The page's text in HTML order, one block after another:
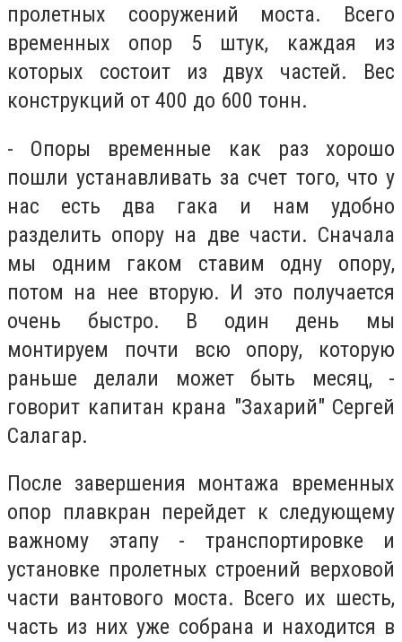
пролетных сооружений моста. Всего
временных опор 5 штук, каждая из
которых состоит из двух частей. Вес
конструкций от 400 до 600 тонн.
- Опоры временные как раз хорошо
пошли устанавливать за счет того, что у
нас есть два гака и нам удобно
разделить опору на две части. Сначала
мы одним гаком ставим одну опору,
потом на нее вторую. И это получается
очень быстро. В один день мы
монтируем почти всю опору, которую
раньше делали может быть месяц, -
говорит капитан крана "Захарий" Сергей
Салагар.
После завершения монтажа временных
опор плавкран перейдет к следующему
важному этапу - транспортировке и
установке пролетных строений верховой
части вантового моста. Всего их шесть,
часть из них уже собрана и находится в